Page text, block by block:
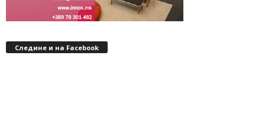
Следине и на Facebook